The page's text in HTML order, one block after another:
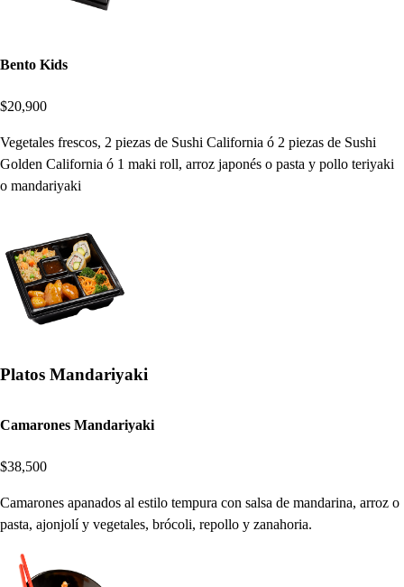
Bento Kids
$20,900
Vegetales frescos, 2 piezas de Sushi California ó 2 piezas de Sushi
Golden California ó 1 maki roll, arroz japonés o pasta y pollo teriyaki
o mandariyaki
Platos Mandariyaki
Camarones Mandariyaki
$38,500
Camarones apanados al estilo tempura con salsa de mandarina, arroz o
pasta, ajonjolí y vegetales, brócoli, repollo y zanahoria.